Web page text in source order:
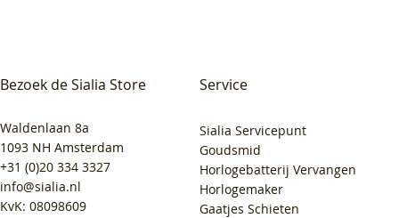
Bezoek de Sialia Store
Waldenlaan 8a
1093 NH Amsterdam
+31 (0)20 334 3327
info@sialia.nl
KvK: 08098609
Service
Sialia Servicepunt
Goudsmid
Horlogebatterij Vervangen
Horlogemaker
Gaatjes Schieten